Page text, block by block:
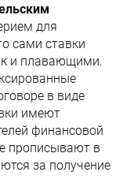
для
сами ставки
и плавающими.
в виде
имеют
финансовой
прописывают в
за получение